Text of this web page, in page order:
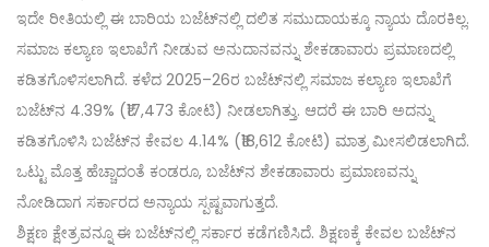
ಇದೇ ರೀತಿಯಲ್ಲಿ ಈ ಬಾರಿಯ ಬಜೆಟ್‌ನಲ್ಲಿ ದಲಿತ ಸಮುದಾಯಕ್ಕೂ ನ್ಯಾಯ ದೊರಕಿಲ್ಲ.
ಸಮಾಜ ಕಲ್ಯಾಣ ಇಲಾಖೆಗೆ ನೀಡುವ ಅನುದಾನವನ್ನು ಶೇಕಡಾವಾರು ಪ್ರಮಾಣದಲ್ಲಿ
ಕಡಿತಗೊಳಿಸಲಾಗಿದೆ. ಕಳೆದ 2025–26ರ ಬಜೆಟ್‌ನಲ್ಲಿ ಸಮಾಜ ಕಲ್ಯಾಣ ಇಲಾಖೆಗೆ
ಬಜೆಟ್‌ನ 4.39% (₹17,473 ಕೋಟಿ) ನೀಡಲಾಗಿತ್ತು. ಆದರೆ ಈ ಬಾರಿ ಅದನ್ನು
ಕಡಿತಗೊಳಿಸಿ ಬಜೆಟ್‌ನ ಕೇವಲ 4.14% (₹18,612 ಕೋಟಿ) ಮಾತ್ರ ಮೀಸಲಿಡಲಾಗಿದೆ.
ಒಟ್ಟು ಮೊತ್ತ ಹೆಚ್ಚಾದಂತೆ ಕಂಡರೂ, ಬಜೆಟ್‌ನ ಶೇಕಡಾವಾರು ಪ್ರಮಾಣವನ್ನು
ನೋಡಿದಾಗ ಸರ್ಕಾರದ ಅನ್ಯಾಯ ಸ್ಪಷ್ಟವಾಗುತ್ತದೆ.
ಶಿಕ್ಷಣ ಕ್ಷೇತ್ರವನ್ನೂ ಈ ಬಜೆಟ್‌ನಲ್ಲಿ ಸರ್ಕಾರ ಕಡೆಗಣಿಸಿದೆ. ಶಿಕ್ಷಣಕ್ಕೆ ಕೇವಲ ಬಜೆಟ್‌ನ